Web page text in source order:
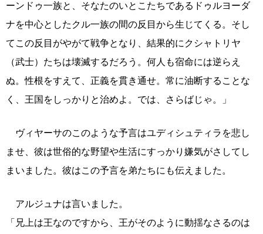
ーンドゥ一族と、そなたのいとこたちであるドゥルヨーダ
ナを中心としたクル一族の間の反目から生じてくる。そし
てこの反目がやがて戦争となり、結果的にクシャトリヤ
（武士）たちは壊滅するだろう。何人も宿命には逆らえ
ぬ。性根をすえて、正義を貫き通せ。常に油断することな
く、王国をしっかりと治めよ。では、さらばじゃ。」
ヴィヤーサのこのような予言はユディシュティラを悲し
ませ、彼は世俗的な野望や生活にすっかり嫌気がさしてし
まいました。彼はこの予言を弟たちにも伝えました。
アルジュナは言いました。
「兄上は王なのですから、王がそのように動揺なさるのは